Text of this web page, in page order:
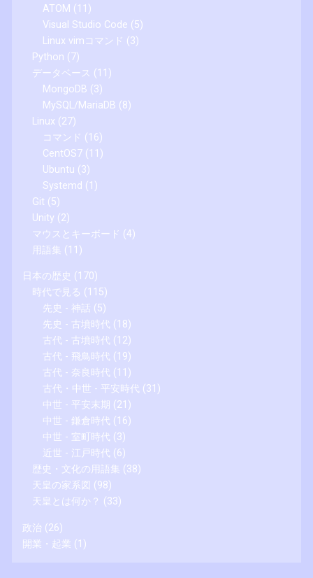
ATOM (11)
Visual Studio Code (5)
Linux vimコマンド (3)
Python (7)
データベース (11)
MongoDB (3)
MySQL/MariaDB (8)
Linux (27)
コマンド (16)
CentOS7(11)
Ubuntu (3)
Systemd (1)
Git (5)
Unity (2)
マウスとキーボード (4)
用語集 (11)
日本の歴史 (170)
時代で見る (115)
先史 - 神話 (5)
先史 - 古墳時代 (18)
古代 - 古墳時代 (12)
古代 - 飛鳥時代 (19)
古代 - 奈良時代 (11)
古代・中世 - 平安時代 (31)
中世 - 平安末期 (21)
中世 - 鎌倉時代 (16)
中世 - 室町時代 (3)
近世 - 江戸時代 (6)
歴史・文化の用語集 (38)
天皇の家系図 (98)
天皇とは何か？ (33)
政治 (26)
開業・起業 (1)